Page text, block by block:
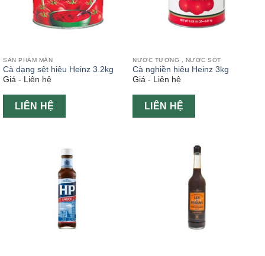
SẢN PHẨM MẶN
Cà dạng sệt hiệu Heinz 3.2kg
Giá - Liên hệ
LIÊN HỆ
NƯỚC TƯƠNG , NƯỚC SỐT
Cà nghiền hiệu Heinz 3kg
Giá - Liên hệ
LIÊN HỆ